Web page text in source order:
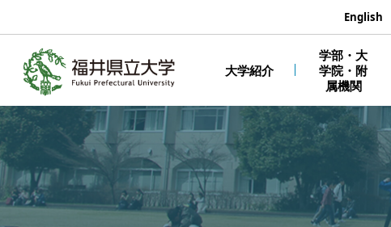
大学紹介
学部・大
学院・附
属機関
English